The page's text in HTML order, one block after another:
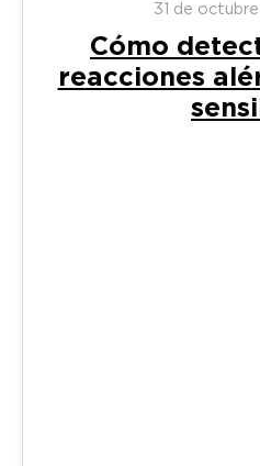
31 de
Cómo
reacciones